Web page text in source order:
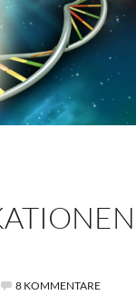
8 KOMMENTARE